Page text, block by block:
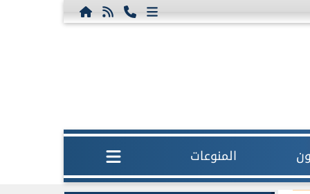
المنوعات